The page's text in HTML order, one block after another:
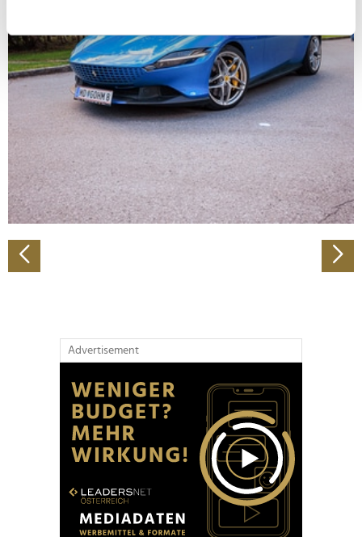
bestimmten Merkmalen (Fingerprinting) identifizieren
Erfahren Sie mehr darüber, wie Ihre persönlichen Daten
verarbeitet werden, und legen Sie Ihre Präferenzen im
Abschnitt Einzelheitenfest.
Wir verwenden Cookies, um Inhalte und Anzeigen zu
personalisieren, Funktionen für soziale Medien anbieten
zu können und die Zugriffe auf unsere Website zu
analysieren. Außerdem geben wir Informationen zu Ihrer
Verwendung unserer Website an unsere Partner für
soziale Medien, Werbung und Analysen weiter. Unsere
Partner führen diese Informationen möglicherweise mit
Advertisement